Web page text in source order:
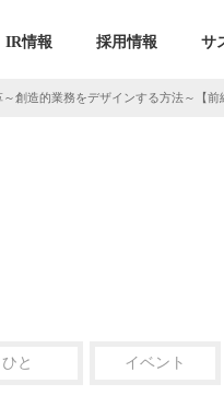
IR情報 採用情報 サ
創造的業務をデザインする方法～【前
ひと イベント